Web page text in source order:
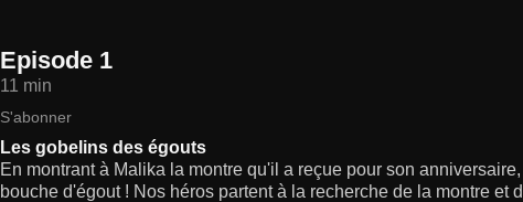
Episode 1
11 min
S'abonner
Les gobelins des égouts
En montrant à Malika la montre qu'il a reçue pour son
bouche d'égout ! Nos héros partent à la recherche de la montre et